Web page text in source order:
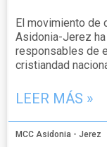
El movimiento de
Asidonia-Jerez
responsables de
cristiandad
LEER MÁS »
MCC Asidonia - Jerez